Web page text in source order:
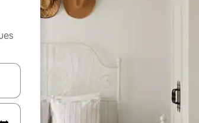
vers le haut et vers le bas pour les parcourir ou